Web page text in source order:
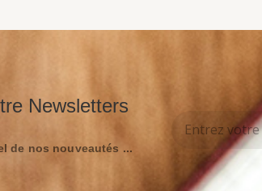
Newsletters
de nos nouveautés ...